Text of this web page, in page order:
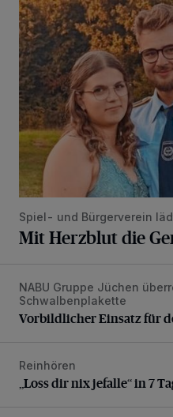
Mit Herzblut die
Spiel- und Bürgerverein
Mit Herzblut die
Vorbildlicher Einsatz für
NABU Gruppe Jüchen
Schwalbenplakette
Vorbildlicher Einsatz für
„Loss dir nix jefalle“ in 7
Reinhören
„Loss dir nix jefalle“ in 7